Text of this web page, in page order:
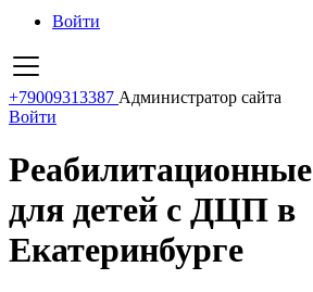
Войти
+79009313387 Администратор сайта
Войти
для детей с ДЦП в
Екатеринбурге